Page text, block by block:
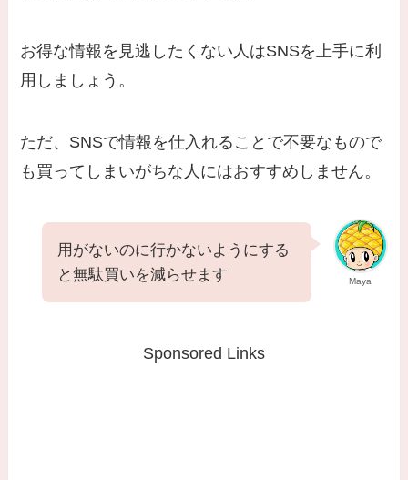
お得な情報を見逃したくない人はSNSを上手に利
用しましょう。
ただ、SNSで情報を仕入れることで不要なもので
も買ってしまいがちな人にはおすすめしません。
Maya
用がないのに行かないようにする
と無駄買いを減らせます
Sponsored Links